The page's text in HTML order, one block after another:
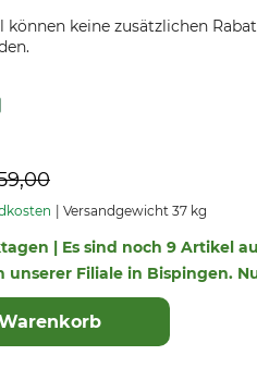
können keine zusätzlichen
Versandgewicht 37 kg
| Es sind noch 9 Artikel
unserer Filiale in Bispingen.